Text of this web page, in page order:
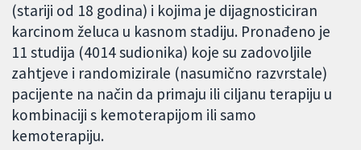
(stariji od 18 godina) i kojima je dijagnosticiran
karcinom želuca u kasnom stadiju. Pronađeno je
11 studija (4014 sudionika) koje su zadovoljile
zahtjeve i randomizirale (nasumično razvrstale)
pacijente na način da primaju ili ciljanu terapiju u
kombinaciji s kemoterapijom ili samo
kemoterapiju.